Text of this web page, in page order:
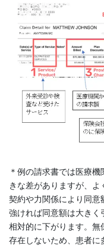
＊例の請求書では医療
きな差がありますが、
契約や力関係により同
強ければ同意額は大きく
相対的に下がります。
存在しないため、患者に